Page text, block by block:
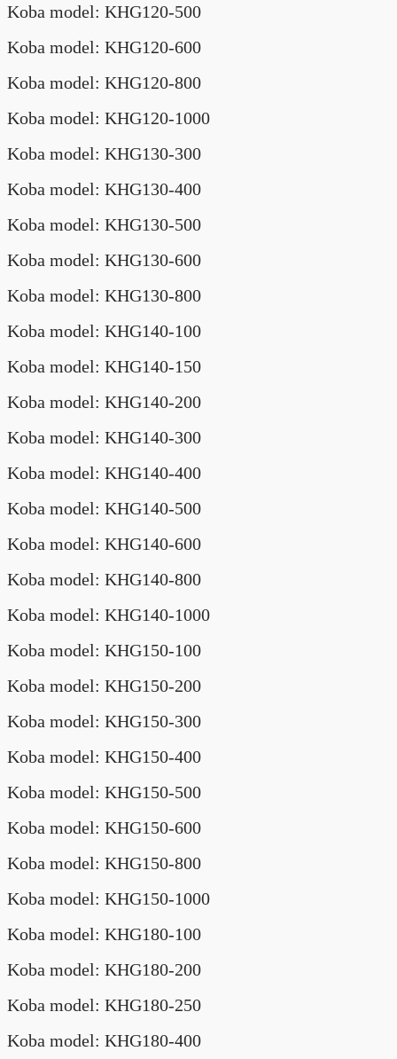
Koba model: KHG120-500
Koba model: KHG120-600
Koba model: KHG120-800
Koba model: KHG120-1000
Koba model: KHG130-300
Koba model: KHG130-400
Koba model: KHG130-500
Koba model: KHG130-600
Koba model: KHG130-800
Koba model: KHG140-100
Koba model: KHG140-150
Koba model: KHG140-200
Koba model: KHG140-300
Koba model: KHG140-400
Koba model: KHG140-500
Koba model: KHG140-600
Koba model: KHG140-800
Koba model: KHG140-1000
Koba model: KHG150-100
Koba model: KHG150-200
Koba model: KHG150-300
Koba model: KHG150-400
Koba model: KHG150-500
Koba model: KHG150-600
Koba model: KHG150-800
Koba model: KHG150-1000
Koba model: KHG180-100
Koba model: KHG180-200
Koba model: KHG180-250
Koba model: KHG180-400